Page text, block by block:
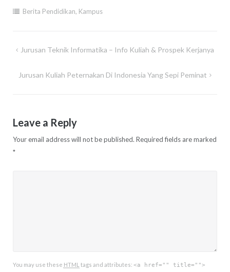
Berita Pendidikan, Kampus
Post
Jurusan Teknik Informatika – Info Kuliah & Prospek Kerjanya
Jurusan Kuliah Peternakan Di Indonesia Yang Sepi Peminat
Leave a Reply
Your email address will not be published. Required fields are marked
*
You may use these HTML tags and attributes: <a href="" title="">